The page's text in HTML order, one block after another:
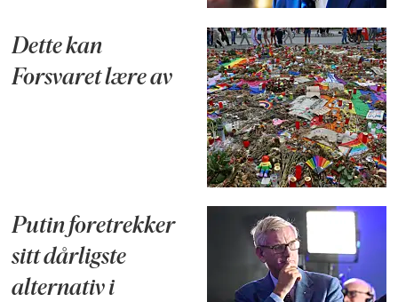
Dette kan
Forsvaret lære av
Putin foretrekker
sitt dårligste
alternativ i